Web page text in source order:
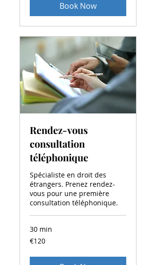
Book Now
Rendez-vous
consultation
téléphonique
Spécialiste en droit des
étrangers. Prenez rendez-
vous pour une première
consultation téléphonique.
30 min
120
euros
€120